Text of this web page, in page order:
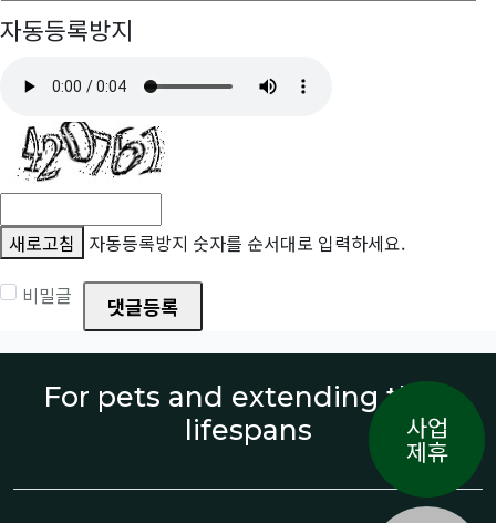
자동등록방지
새로고침
자동등록방지 숫자를 순서대로 입력하세요.
비밀글
댓글등록
For pets and extending their
lifespans
사업
제휴